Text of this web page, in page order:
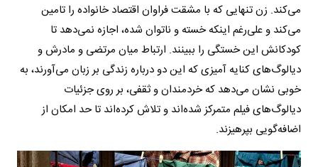
می‌کند. زن تنهایی که با مشقت فراوان اقتصاد خانواده را تامین
می‌کند و علی‌رغم اینکه خسته و ناتوان شده، اجازه نمی‌دهد تا
کودکانش این خستگی را ببینند. ارتباط میان مرتضی و مادرش و
دیالوگ‌های کنایه آمیزی که این دو درباره زندگی بر زبان می‌آورند، به
خوبی نشان می‌دهد که خردمندان و ثقفی، بر روی جزئیات
دیالوگ‌های فیلم متمرکز شده‌اند و تلاش کرده‌اند تا حد امکان از
اضافه‌گویی بپرهیزند.